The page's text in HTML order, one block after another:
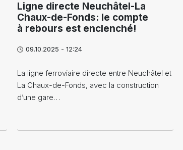
Ligne directe Neuchâtel-La
Chaux-de-Fonds: le compte
à rebours est enclenché!
09.10.2025 - 12:24
La ligne ferroviaire directe entre Neuchâtel et
La Chaux-de-Fonds, avec la construction
d’une gare…